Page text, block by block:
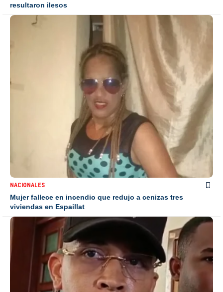
resultaron ilesos
NACIONALES
Mujer fallece en incendio que redujo a cenizas tres
viviendas en Espaillat